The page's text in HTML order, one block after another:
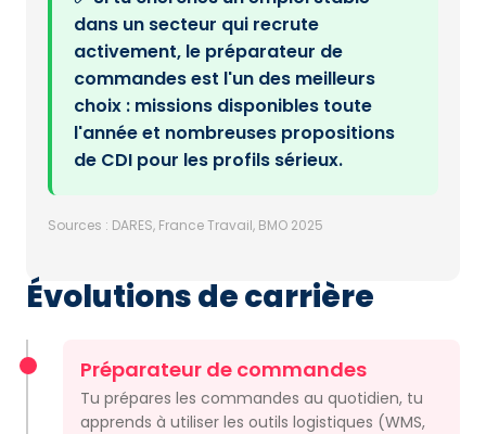
dans un secteur qui recrute
activement, le préparateur de
commandes est l'un des meilleurs
choix : missions disponibles toute
l'année et nombreuses propositions
de CDI pour les profils sérieux.
Sources : DARES, France Travail, BMO 2025
Évolutions de carrière
Préparateur de commandes
Tu prépares les commandes au quotidien, tu
apprends à utiliser les outils logistiques (WMS,